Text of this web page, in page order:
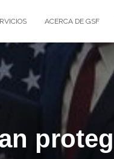
ACERCA DE GSF